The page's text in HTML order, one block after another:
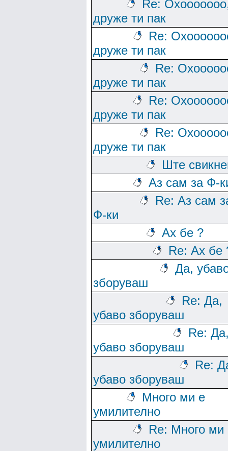
Re:
друже ти пак
Re:
друже ти пак
Re:
друже ти пак
Re:
друже ти пак
Re:
друже ти пак
Ште
Аз сам за Ф-
Re: Аз сам
Ф-ки
Ах бе ?
Re: Ах бе
Да,
зборуваш
Re: Да,
убаво зборуваш
Re:
убаво зборуваш
Re:
убаво зборуваш
Много ми е
умилително
Re: Много ми
умилително